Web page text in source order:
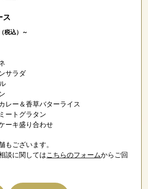
ス
（税込）～
サラダ
レー＆香草バターライス
ートグラタン
ーキ盛り合わせ
もございます。
談に関してはこちらのフォームからご回